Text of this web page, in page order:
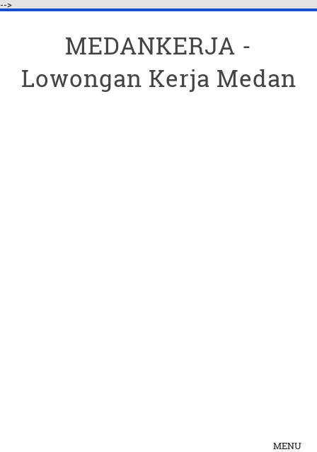
-->
MEDANKERJA -
Lowongan Kerja Medan
MENU